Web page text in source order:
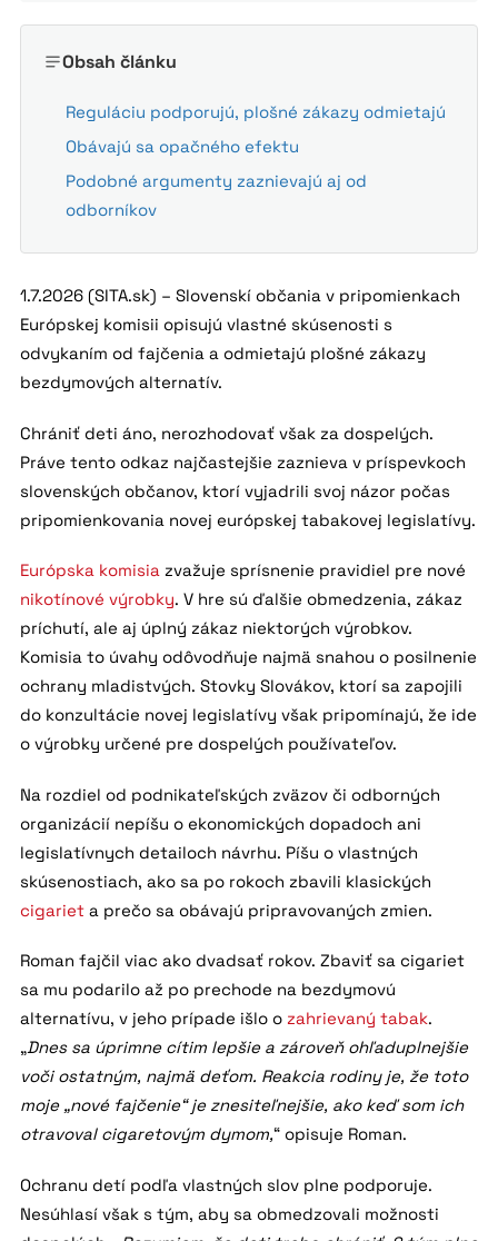
Obsah článku
Reguláciu podporujú, plošné zákazy odmietajú
Obávajú sa opačného efektu
Podobné argumenty zaznievajú aj od
odborníkov
1.7.2026 (SITA.sk) – Slovenskí občania v pripomienkach
Európskej komisii opisujú vlastné skúsenosti s
odvykaním od fajčenia a odmietajú plošné zákazy
bezdymových alternatív.
Chrániť deti áno, nerozhodovať však za dospelých.
Práve tento odkaz najčastejšie zaznieva v príspevkoch
slovenských občanov, ktorí vyjadrili svoj názor počas
pripomienkovania novej európskej tabakovej legislatívy.
Európska komisiazvažuje sprísnenie pravidiel pre nové
nikotínové výrobky. V hre sú ďalšie obmedzenia, zákaz
príchutí, ale aj úplný zákaz niektorých výrobkov.
Komisia to úvahy odôvodňuje najmä snahou o posilnenie
ochrany mladistvých. Stovky Slovákov, ktorí sa zapojili
do konzultácie novej legislatívy však pripomínajú, že ide
o výrobky určené pre dospelých používateľov.
Na rozdiel od podnikateľských zväzov či odborných
organizácií nepíšu o ekonomických dopadoch ani
legislatívnych detailoch návrhu. Píšu o vlastných
skúsenostiach, ako sa po rokoch zbavili klasických
cigarieta prečo sa obávajú pripravovaných zmien.
Roman fajčil viac ako dvadsať rokov. Zbaviť sa cigariet
sa mu podarilo až po prechode na bezdymovú
alternatívu, v jeho prípade išlo o zahrievaný tabak.
„Dnes sa úprimne cítim lepšie a zároveň ohľaduplnejšie
voči ostatným, najmä deťom. Reakcia rodiny je, že toto
moje „nové fajčenie“ je znesiteľnejšie, ako keď som ich
otravoval cigaretovým dymom,“ opisuje Roman.
Ochranu detí podľa vlastných slov plne podporuje.
Nesúhlasí však s tým, aby sa obmedzovali možnosti